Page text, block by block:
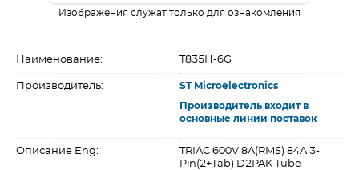
Изображения служат только для ознакомления
Наименование: T835H-6G
Производитель: ST Microelectronics
Производитель входит в
основные линии поставок
Описание Eng:
TRIAC 600V 8A(RMS) 84A 3-
Pin(2+Tab) D2PAK Tube